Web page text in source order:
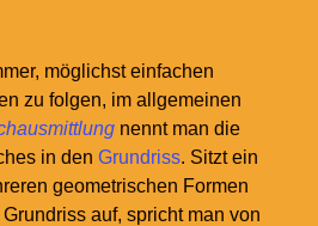
möglichst einfachen
zu folgen, im allgemeinen
nennt man die
in den Grundriss. Sitzt ein
geometrischen Formen
auf, spricht man von